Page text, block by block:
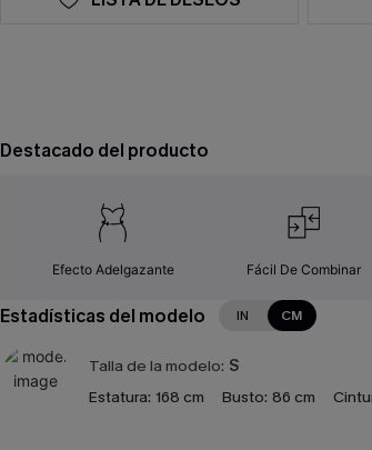
Destacado del producto
Efecto Adelgazante Fácil De Combinar
Estadísticas del modelo IN CM
Talla de la modelo: S
Estatura: 168 cm Busto: 86 cm